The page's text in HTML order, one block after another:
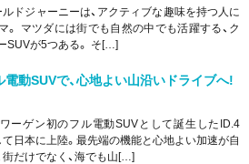
ドジャーニーは、アクティブな趣味を持つ人に
。 マツダには街でも自然の中でも活躍する、ク
SUVが5つある。 そ[…]
電動SUVで、心地よい山沿いドライブへ!
ーゲン初のフル電動SUVとして誕生したID.4
て日本に上陸。最先端の機能と心地よい加速が自
街だけでなく、海でも山[…]